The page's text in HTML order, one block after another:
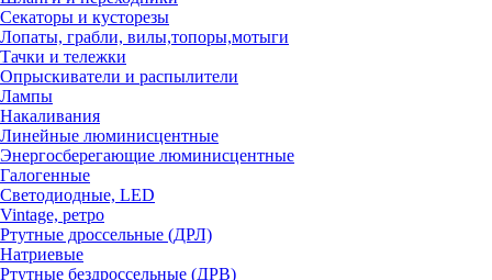
Секаторы и кусторезы
Лопаты, грабли, вилы,топоры,мотыги
Тачки и тележки
Опрыскиватели и распылители
Лампы
Накаливания
Линейные люминисцентные
Энергосберегающие люминисцентные
Галогенные
Светодиодные, LED
Vintage, ретро
Ртутные дроссельные (ДРЛ)
Натриевые
Ртутные бездроссельные (ДРВ)